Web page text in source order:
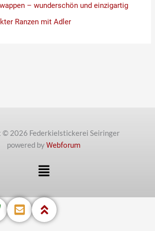
– wunderschön und einzigartig
Ranzen mit Adler
© 2026 Federkielstickerei Seiringer
powered byWebforum
Menü